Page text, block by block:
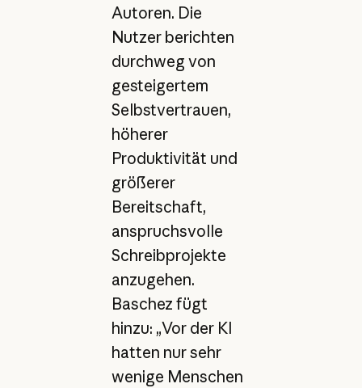
Autoren. Die
Nutzer berichten
durchweg von
gesteigertem
Selbstvertrauen,
höherer
Produktivität und
größerer
Bereitschaft,
anspruchsvolle
Schreibprojekte
anzugehen.
Baschez fügt
hinzu: „Vor der KI
hatten nur sehr
wenige Menschen